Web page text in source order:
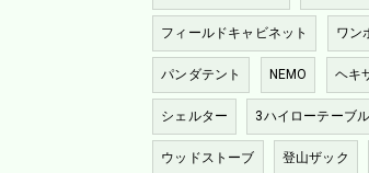
フィールドキャビネット ワン
パンダテント NEMO ヘキ
シェルター 3ハイローテーブル
ウッドストーブ 登山ザック